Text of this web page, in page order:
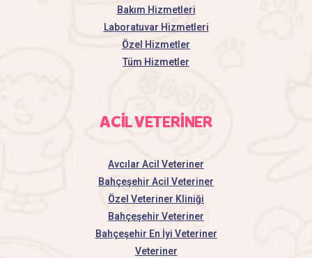
Bakım Hizmetleri
Laboratuvar Hizmetleri
Özel Hizmetler
Tüm Hizmetler
ACİL VETERİNER
Avcılar Acil Veteriner
Bahçeşehir Acil Veteriner
Özel Veteriner Kliniği
Bahçeşehir Veteriner
Bahçeşehir En İyi Veteriner
Veteriner